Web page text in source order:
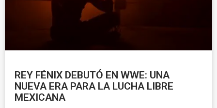
REY FÉNIX DEBUTÓ EN WWE: UNA
NUEVA ERA PARA LA LUCHA LIBRE
MEXICANA